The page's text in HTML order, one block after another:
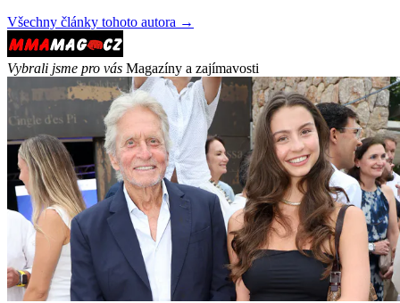
Všechny články tohoto autora →
Vybrali jsme pro vás Magazíny a zajímavosti